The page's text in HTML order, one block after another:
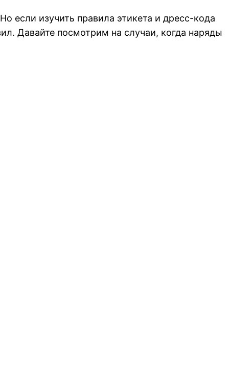
если изучить правила этикета и дресс-кода
Давайте посмотрим на случаи, когда наряды